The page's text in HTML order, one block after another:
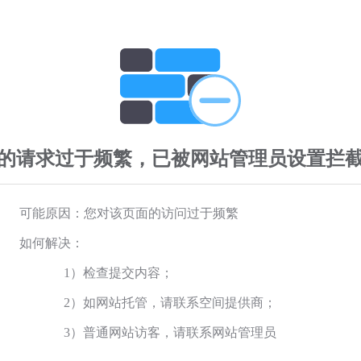
请求过于频繁，已被网站管理员设置拦
可能原因：您对该页面的访问过于频繁
如何解决：
1）检查提交内容；
2）如网站托管，请联系空间提供商；
3）普通网站访客，请联系网站管理员